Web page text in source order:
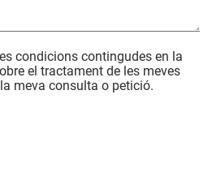
condicions contingudes en la
el tractament de les meves
meva consulta o petició.